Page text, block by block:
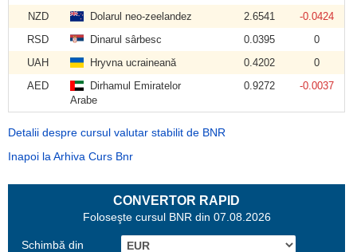
NZD
Dolarul neo-zeelandez 2.6541
-0.0424
RSD
Dinarul sârbesc 0.0395
0
UAH
Hryvna ucraineană 0.4202
0
AED
Dirhamul Emiratelor
Arabe
0.9272 -0.0037
Detalii despre cursul valutar stabilit de BNR
Inapoi la Arhiva Curs Bnr
CONVERTOR RAPID
Foloseşte cursul BNR din 07.08.2026
Schimbă din